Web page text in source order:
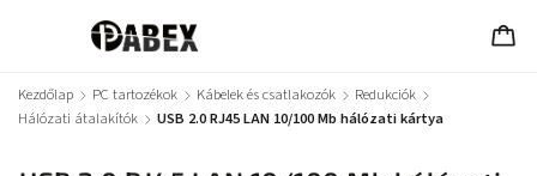
Kezdőlap / PC tartozékok / Kábelek és csatlakozók / Redukciók /
Hálózati átalakítók / USB 2.0 RJ45 LAN 10/100 Mb hálózati kártya